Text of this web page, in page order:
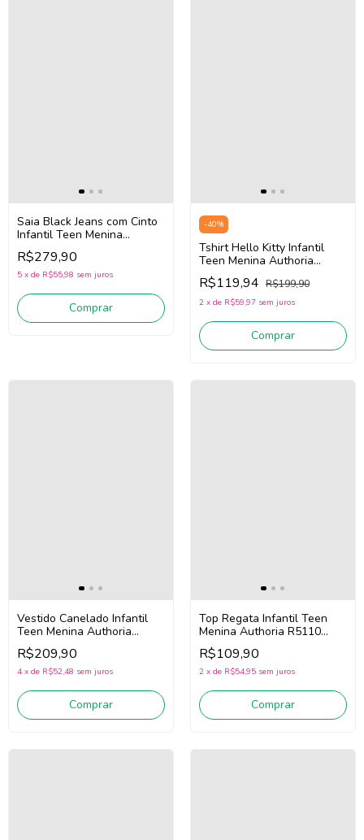
Saia Black Jeans com Cinto
Infantil Teen Menina
Authoria R5187 (Preto)
R$279,90
5 x de R$55,98 sem juros
Comprar
-40%
Tshirt Hello Kitty Infantil
Teen Menina Authoria
R5341 (Preto)
R$119,94 R$199,90
2 x de R$59,97 sem juros
Comprar
Vestido Canelado Infantil
Teen Menina Authoria
R5265 (Vermelho)
R$209,90
4 x de R$52,48 sem juros
Comprar
Top Regata Infantil Teen
Menina Authoria R5110
(Amarelo)
R$109,90
2 x de R$54,95 sem juros
Comprar